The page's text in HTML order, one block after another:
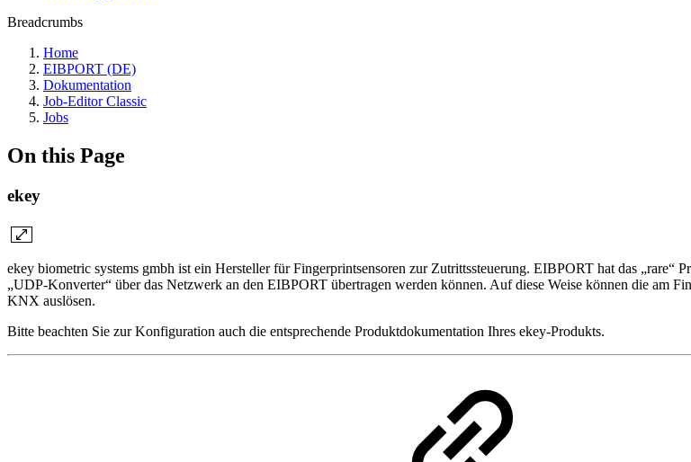
Breadcrumbs
Home
EIBPORT (DE)
Dokumentation
Job-Editor Classic
Jobs
On this Page
ekey
ekey biometric systems gmbh ist ein Hersteller für Fingerprintsensoren zur Zutrittssteuerung. EIBPORT hat das „rare“
„UDP-Konverter“ über das Netzwerk an den EIBPORT übertragen werden können. Auf diese Weise können die am
KNX auslösen.
Bitte beachten Sie zur Konfiguration auch die entsprechende Produktdokumentation Ihres ekey-Produkts.